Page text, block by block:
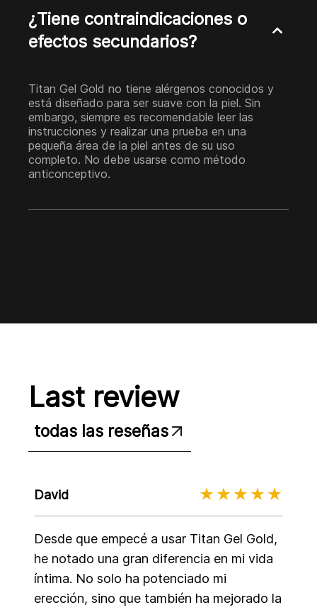
¿Tiene contraindicaciones o
efectos secundarios?
Titan Gel Gold no tiene alérgenos conocidos y
está diseñado para ser suave con la piel. Sin
embargo, siempre es recomendable leer las
instrucciones y realizar una prueba en una
pequeña área de la piel antes de su uso
completo. No debe usarse como método
anticonceptivo.
Last review
todas las reseñas
David
Desde que empecé a usar Titan Gel Gold,
he notado una gran diferencia en mi vida
íntima. No solo ha potenciado mi
erección, sino que también ha mejorado la